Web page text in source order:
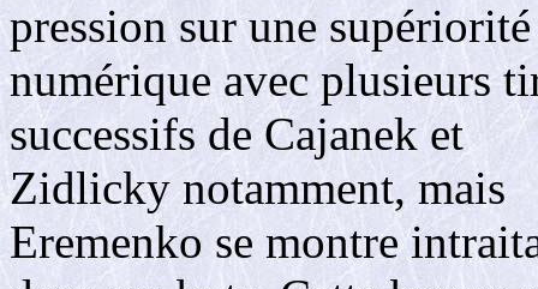
pression sur une supériorité
numérique avec plusieurs
successifs de Cajanek et
Zidlicky notamment, mais
Eremenko se montre